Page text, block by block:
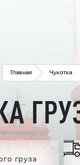
груза
Главная Чукотка